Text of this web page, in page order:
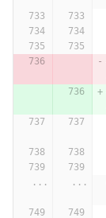
...
...